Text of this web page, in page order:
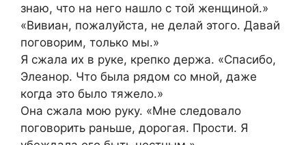
знаю, что на него нашло с той женщиной.»
«Вивиан, пожалуйста, не делай этого. Давай
поговорим, только мы.»
Я сжала их в руке, крепко держа. «Спасибо,
Элеанор. Что была рядом со мной, даже
когда это было тяжело.»
Она сжала мою руку. «Мне следовало
поговорить раньше, дорогая. Прости. Я